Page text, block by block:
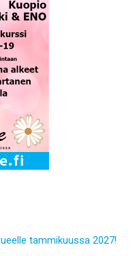
tammikuussa 2027!